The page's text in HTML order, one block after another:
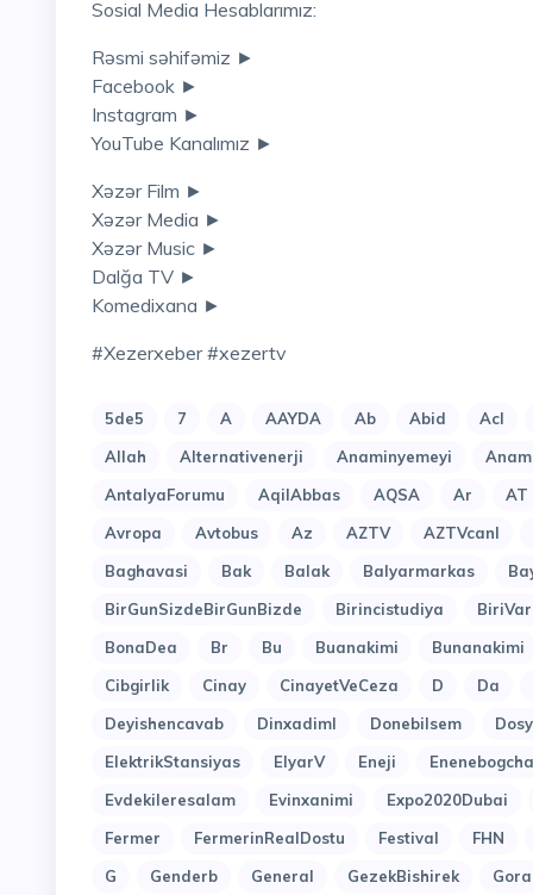
Sosial Media Hesablarımız:
Rəsmi səhifəmiz ►
Facebook ►
Instagram ►
YouTube Kanalımız ►
Xəzər Film ►
Xəzər Media ►
Xəzər Music ►
Dalğa TV ►
Komedixana ►
#xezerxeber #xezertv
5de5 7 A AAYDA Ab Abid
Acl
Allah
Alternativenerji Anaminyemeyi
AntalyaForumu
AqilAbbas AQSA Ar
AT
Avropa
Avtobus Az AZTV
AZTVcanl
Baghavasi
Bak Balak Balyarmarkas
BirGunSizdeBirGunBizde
Birincistudiya
BiriVar
BonaDea
Br Bu Buanakimi
Bunanakimi
Cibgirlik
Cinay CinayetVeCeza D
Da
Deyishencavab
Dinxadiml Donebilsem
ElektrikStansiyas
ElyarV Eneji
Evdekileresalam
Evinxanimi
Expo2020Dubai
Fermer
FermerinRealDostu Festival
FHN
G
Genderb General GezekBishirek